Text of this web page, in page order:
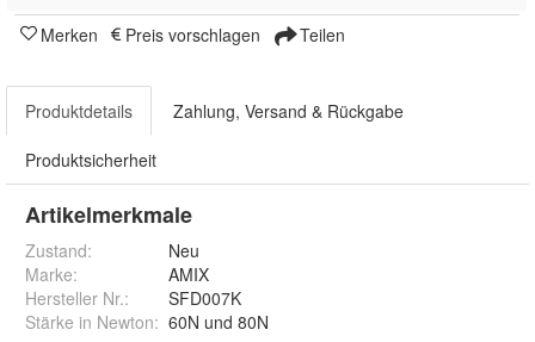
Merken Preis vorschlagen Teilen
Produktdetails Zahlung, Versand & Rückgabe
Produktsicherheit
Artikelmerkmale
Zustand:
Neu
Marke:
AMIX
Hersteller Nr.:
SFD007K
Stärke in Newton: 60N und 80N